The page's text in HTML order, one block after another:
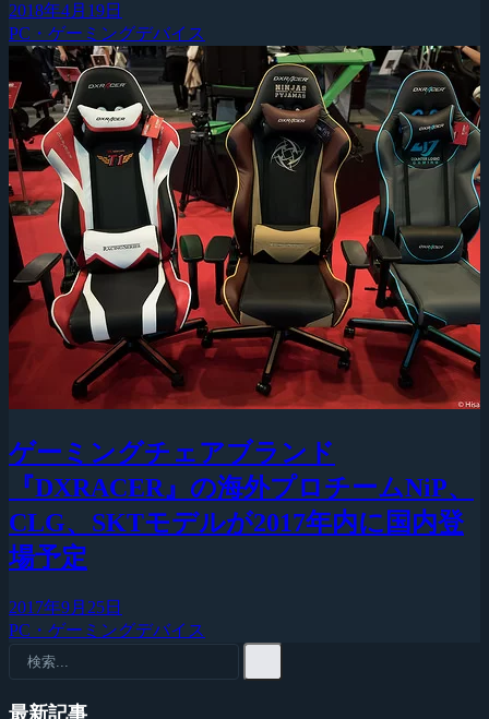
2018年4月19日
PC・ゲーミングデバイス
ゲーミングチェアブランド
『DXRACER』の海外プロチームNiP、
CLG、SKTモデルが2017年内に国内登
場予定
2017年9月25日
PC・ゲーミングデバイス
最新記事